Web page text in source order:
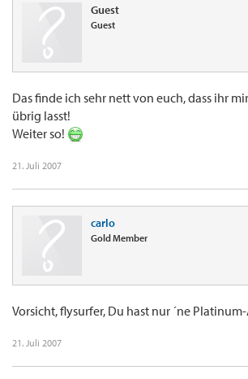
Guest
Guest
Das finde ich sehr nett von euch, dass ihr
übrig lasst!
Weiter so!
21. Juli 2007
carlo
Gold Member
Vorsicht, flysurfer, Du hast nur ´ne Platinum-
21. Juli 2007